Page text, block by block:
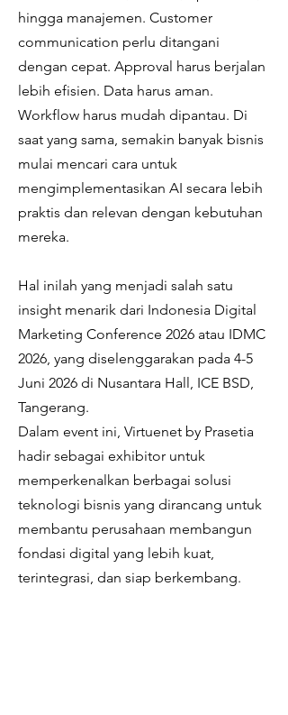
hingga manajemen. Customer
communication perlu ditangani
dengan cepat. Approval harus berjalan
lebih efisien. Data harus aman.
Workflow harus mudah dipantau. Di
saat yang sama, semakin banyak bisnis
mulai mencari cara untuk
mengimplementasikan AI secara lebih
praktis dan relevan dengan kebutuhan
mereka.
Hal inilah yang menjadi salah satu
insight menarik dari Indonesia Digital
Marketing Conference 2026 atau IDMC
2026, yang diselenggarakan pada 4-5
Juni 2026 di Nusantara Hall, ICE BSD,
Tangerang.
Dalam event ini, Virtuenet by Prasetia
hadir sebagai exhibitor untuk
memperkenalkan berbagai solusi
teknologi bisnis yang dirancang untuk
membantu perusahaan membangun
fondasi digital yang lebih kuat,
terintegrasi, dan siap berkembang.